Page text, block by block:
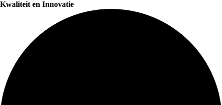
Kwaliteit en Innovatie